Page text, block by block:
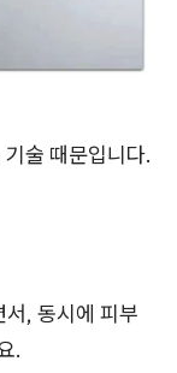
기술 때문입니다.
, 동시에 피부
.